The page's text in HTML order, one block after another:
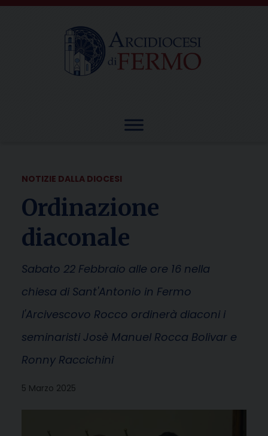
Skip
NOTIZIE DALLA DIOCESI
Ordinazione
diaconale
Sabato 22 Febbraio alle ore 16 nella
chiesa di Sant'Antonio in Fermo
l'Arcivescovo Rocco ordinerà diaconi i
seminaristi Josè Manuel Rocca Bolivar e
Ronny Raccichini
5 Marzo 2025